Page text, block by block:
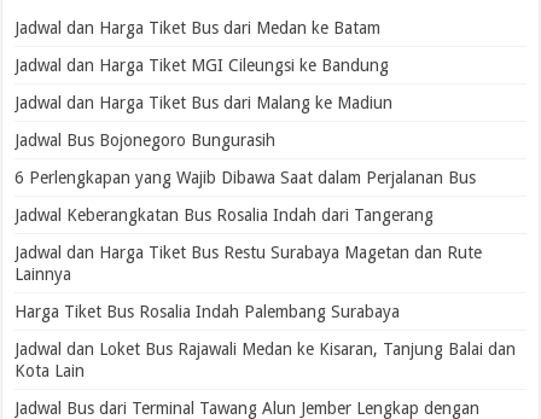
Jadwal dan Harga Tiket Bus dari Medan ke Batam
Jadwal dan Harga Tiket MGI Cileungsi ke Bandung
Jadwal dan Harga Tiket Bus dari Malang ke Madiun
Jadwal Bus Bojonegoro Bungurasih
6 Perlengkapan yang Wajib Dibawa Saat dalam Perjalanan Bus
Jadwal Keberangkatan Bus Rosalia Indah dari Tangerang
Jadwal dan Harga Tiket Bus Restu Surabaya Magetan dan Rute
Lainnya
Harga Tiket Bus Rosalia Indah Palembang Surabaya
Jadwal dan Loket Bus Rajawali Medan ke Kisaran, Tanjung Balai dan
Kota Lain
Jadwal Bus dari Terminal Tawang Alun Jember Lengkap dengan